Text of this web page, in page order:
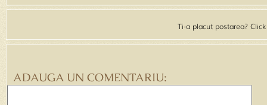
Ti-a placut postarea?
ADAUGA UN COMENTARIU: